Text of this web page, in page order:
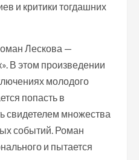
и критики тогдашних
Лескова —
В этом произведении
молодого
попасть в
свидетелем множества
событий. Роман
и пытается